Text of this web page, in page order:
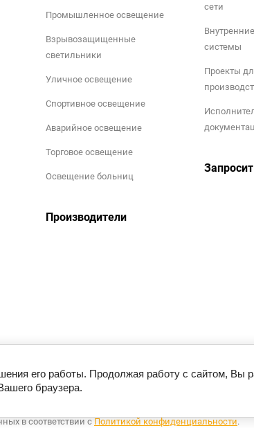
использует файлы cookie и метаданные. Продолжая
в соответствии с Политикой конфиденциальности.
Промышленное освещение
Взрывозащищенные
светильники
Уличное освещение
Спортивное освещение
Аварийное освещение
Торговое освещение
Освещение больниц
Производители
сети
системы
Проекты
его работы. Продолжая работу с сайтом, Вы
браузера.